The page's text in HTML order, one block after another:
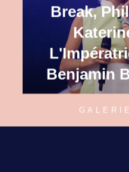
Break,
Benjamin
GALERIE